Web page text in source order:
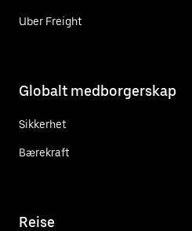
Uber Freight
Globalt medborgerskap
Sikkerhet
Bærekraft
Reise